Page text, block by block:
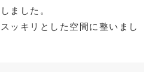
ました。
ッキリとした空間に整いまし